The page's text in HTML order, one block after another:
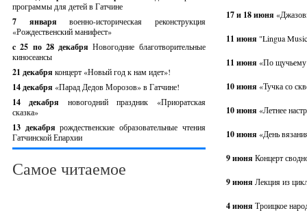
программы для детей в Гатчине
7 январявоенно-историческая реконструкция
«Рождественский манифест»
c 25 по 28 декабряНовогодние благотворительные
киносеансы
21 декабря концерт «Новый год к нам идет»!
14 декабря «Парад Дедов Морозов» в Гатчине!
14 декабря новогодний праздник «Приоратская
сказка»
13 декабрярождественские образовательные чтения
Гатчинской Епархии
Самое читаемое
17 и 18 июня
11 июня "Lingua
11 июня «По щучьему
10 июня «Тучка со
10 июня «Летнее
10 июня «День
9 июня Концерт
9 июня Лекция из
4 июня Троицкое